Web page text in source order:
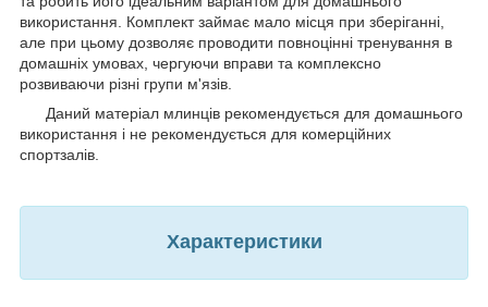
використання. Комплект займає мало місця при зберіганні,
але при цьому дозволяє проводити повноцінні тренування в
домашніх умовах, чергуючи вправи та комплексно
розвиваючи різні групи м'язів.
Даний матеріал млинців рекомендується для домашнього
використання і не рекомендується для комерційних
спортзалів.
Характеристики